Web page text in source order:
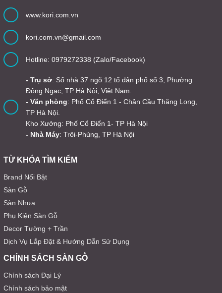
www.kori.com.vn
kori.com.vn@gmail.com
Hotline: 0979272338 (Zalo/Facebook)
- Trụ sở: Số nhà 37 ngõ 12 tổ dân phố số 3, Phường
Đông Ngạc, TP Hà Nội, Việt Nam.
- Văn phòng: Phố Cổ Điển 1 - Chân Cầu Thăng Long,
TP Hà Nội.
Kho Xưởng: Phố Cổ Điển 1- TP Hà Nội
- Nhà Máy: Trôi-Phùng, TP Hà Nội
TỪ KHÓA TÌM KIẾM
Brand Nổi Bật
Sàn Gỗ
Sàn Nhựa
Phụ Kiện Sàn Gỗ
Decor Tường + Trần
Dịch Vụ Lắp Đặt & Hướng Dẫn Sử Dụng
CHÍNH SÁCH SÀN GỖ
Chính sách Đại Lý
Chính sách bảo mật